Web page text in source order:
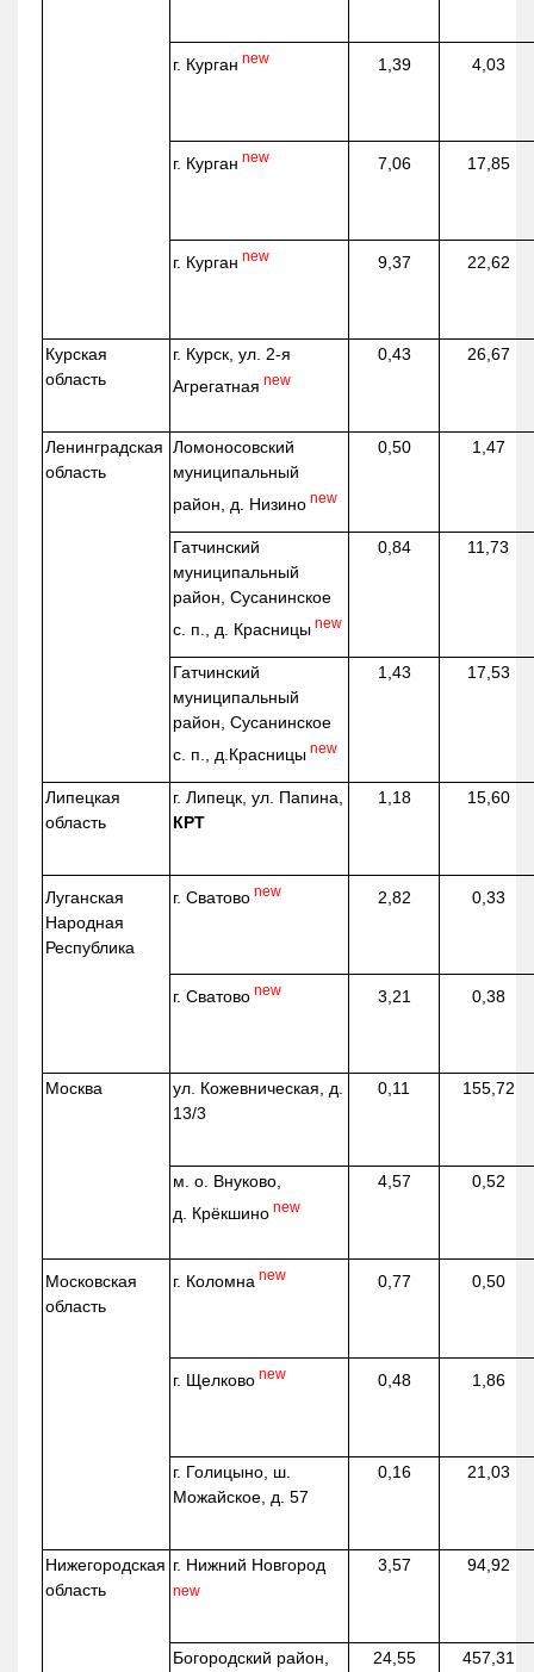
г. Курган new 1,39 4,03
г. Курган new 7,06 17,85
г. Курган new 9,37 22,62
Курская
область
г. Курск, ул. 2-я
Агрегатная new
0,43 26,67
Ленинградская
область
Ломоносовский
муниципальный
район, д. Низино new
0,50 1,47
Гатчинский
муниципальный
район, Сусанинское
с. п., д. Красницы new
0,84 11,73
Гатчинский
муниципальный
район, Сусанинское
с. п., д.Красницы new
1,43 17,53
Липецкая
область
г. Липецк, ул. Папина,
КРТ
1,18 15,60
Луганская
Народная
Республика
г. Сватово new 2,82 0,33
г. Сватово new 3,21 0,38
Москва ул. Кожевническая, д.
13/3
0,11 155,72
м. о. Внуково,
д. Крёкшино new
4,57 0,52
Московская
область
г. Коломна new 0,77 0,50
г. Щелково new 0,48 1,86
г. Голицыно, ш.
Можайское, д. 57
0,16 21,03
Нижегородская
область
г. Нижний Новгород
new
3,57 94,92
Богородский район,
24,55 457,31